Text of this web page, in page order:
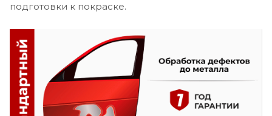
подготовки к покраске.